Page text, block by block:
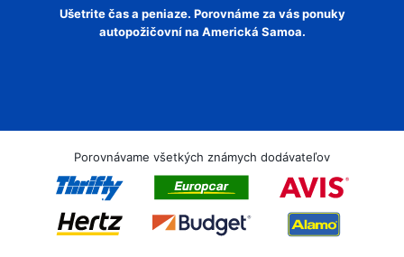
Ušetrite čas a peniaze. Porovnáme za vás ponuky
autopožičovní na Americká Samoa.
Porovnávame všetkých známych dodávateľov